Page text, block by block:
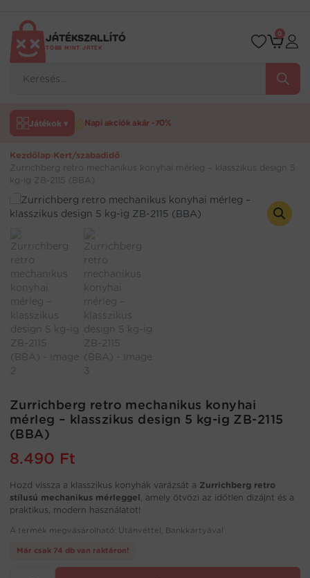
tartalomraJÁTÉKSZALLÍTÓ
TÖBB MINT JÁTÉK
search
0
Játékok ▾ Napi akciók akár -70%
Kezdőlap Kert/szabadidő
Zurrichberg retro mechanikus konyhai mérleg – klasszikus design 5
kg-ig ZB-2115 (BBA)
Zurrichberg retro mechanikus konyhai
mérleg – klasszikus design 5 kg-ig ZB-2115
(BBA)
8.490 Ft
Hozd vissza a klasszikus konyhák varázsát a Zurrichberg retro
stílusú mechanikus mérleggel, amely ötvözi az időtlen dizájnt és a
praktikus, modern használatot!
A termék megvásárolható: Utánvéttel, Bankkártyával
Már csak 74 db van raktáron!